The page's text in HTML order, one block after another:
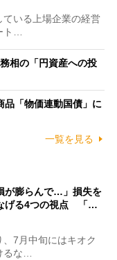
いる上場企業の経営
ト…
相の「円資産への投
品「物価連動国債」に
一覧を見る
が膨らんで…」損失を
げる4つの視点 「…
7月中旬にはキオク
るな…